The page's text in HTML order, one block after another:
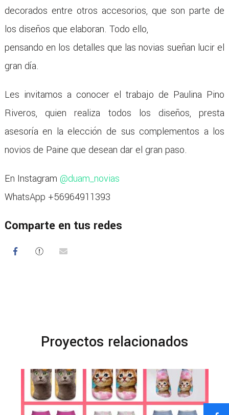
decorados entre otros accesorios, que son parte de
los diseños que elaboran. Todo ello,
pensando en los detalles que las novias sueñan lucir el
gran día.
Les invitamos a conocer el trabajo de Paulina Pino
Riveros, quien realiza todos los diseños, presta
asesoría en la elección de sus complementos a los
novios de Paine que desean dar el gran paso.
En Instagram @duam_novias
WhatsApp +56964911393
Comparte en tus redes
Proyectos relacionados